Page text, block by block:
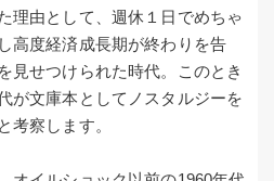
理由として、週休１日でめちゃ
高度経済成長期が終わりを告
見せつけられた時代。このとき
が文庫本としてノスタルジーを
考察します。